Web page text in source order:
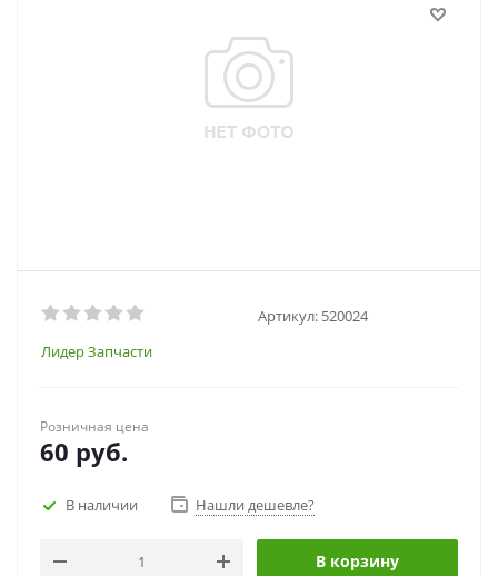
Артикул: 520024
Лидер Запчасти
Розничная цена
60 руб.
В наличии Нашли дешевле?
В корзину